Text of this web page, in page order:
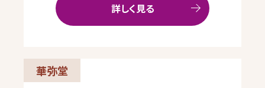
詳しく見る
華弥堂